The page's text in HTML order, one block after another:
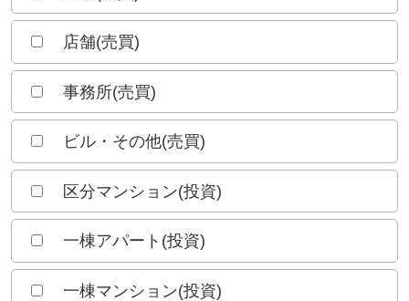
店舗(売買)
事務所(売買)
ビル・その他(売買)
区分マンション(投資)
一棟アパート(投資)
一棟マンション(投資)